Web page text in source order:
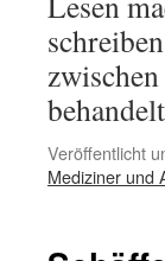
Veröffentlicht
Mediziner und